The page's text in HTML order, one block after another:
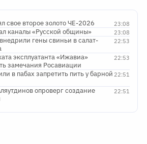
23:08
свое второе золото ЧЕ-2026
23:08
каналы «Русской общины»
22:53
гены свиньи в салат-
22:53
эксплуатанта «Ижавиа»
замечания Росавиации
22:51
в пабах запретить пить у барной
22:51
опроверг создание